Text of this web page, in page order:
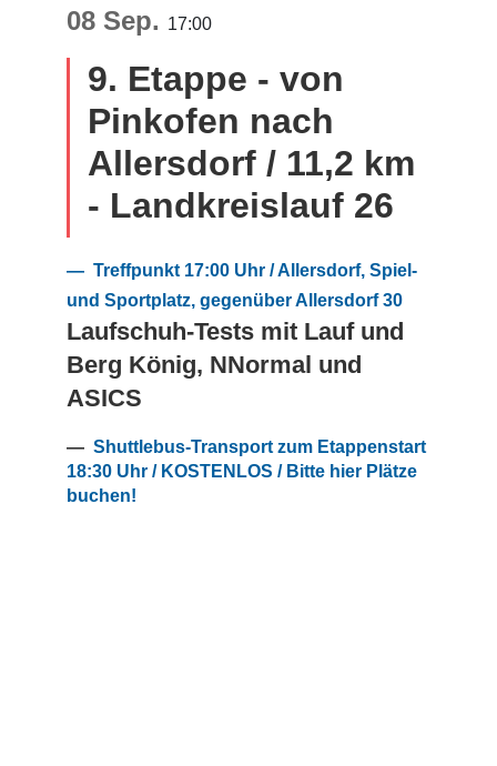
08 Sep. 17:00
9. Etappe - von
Pinkofen nach
Allersdorf / 11,2 km
- Landkreislauf 26
— Treffpunkt 17:00 Uhr / Allersdorf, Spiel-
und Sportplatz, gegenüber Allersdorf 30
Laufschuh-Tests mit Lauf und
Berg König, NNormal und
ASICS
— Shuttlebus-Transport zum Etappenstart
18:30 Uhr / KOSTENLOS / Bitte hier Plätze
buchen!